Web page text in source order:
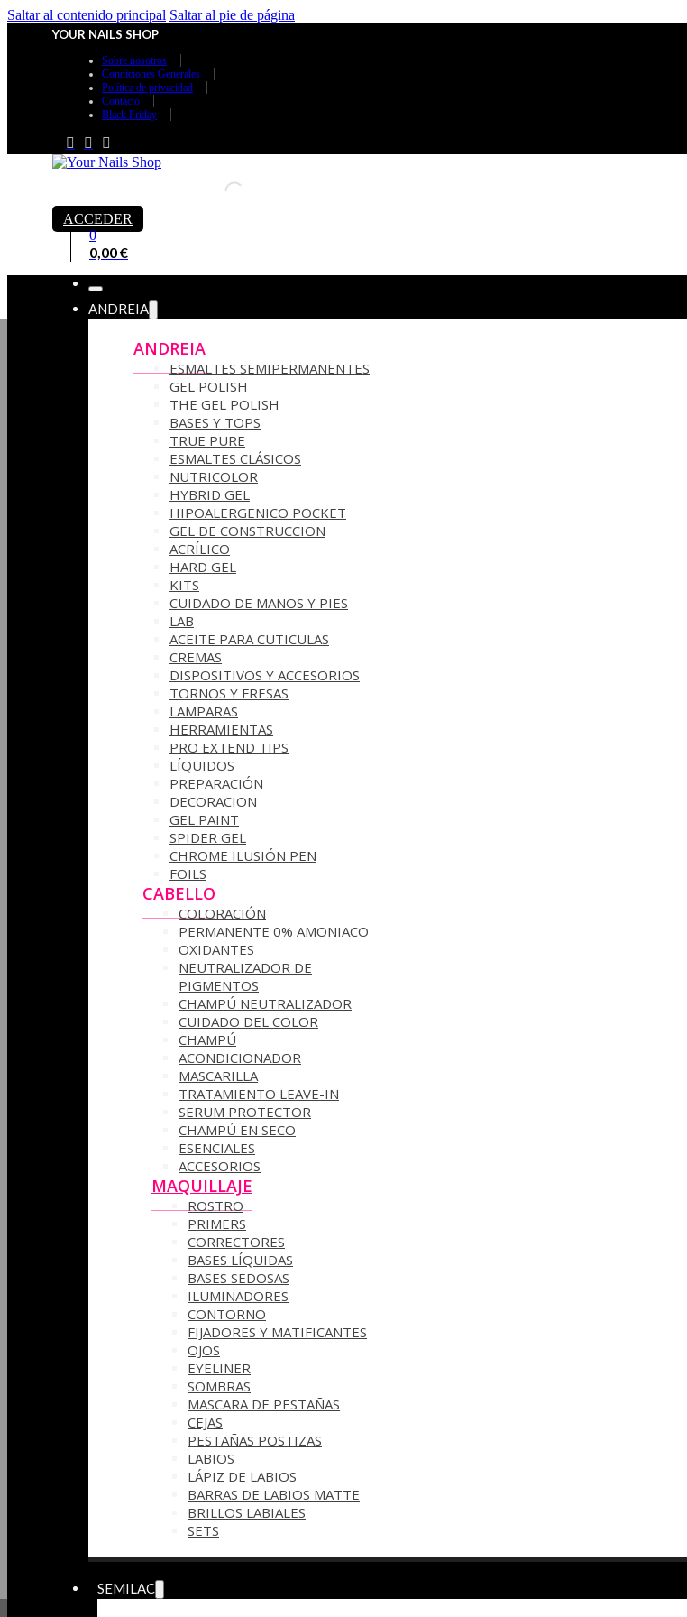
Saltar al contenido principal Saltar al pie de página
YOUR NAILS SHOP
Sobre nosotros
Condiciones Generales
Política de privacidad
Contacto
Black Friday
ACCEDER
0
0,00€
ANDREIA
ANDREIA
ESMALTES SEMIPERMANENTES
GEL POLISH
THE GEL POLISH
BASES Y‎ TOPS
TRUE PURE
ESMALTES CLÁSICOS
NUTRICOLOR
HYBRID GEL
HIPOALERGENICO POCKET
GEL DE CONSTRUCCION
ACRÍLICO
HARD GEL
KITS
CUIDADO DE MANOS Y PIES
LAB
ACEITE PARA CUTICULAS
CREMAS
DISPOSITIVOS Y ACCESORIOS
TORNOS Y FRESAS
LAMPARAS
HERRAMIENTAS
PRO EXTEND TIPS
LÍQUIDOS
PREPARACIÓN
DECORACION
GEL PAINT
SPIDER GEL
CHROME ILUSIÓN PEN
FOILS
CABELLO
COLORACIÓN
PERMANENTE 0% AMONIACO
OXIDANTES
NEUTRALIZADOR DE
PIGMENTOS
CHAMPÚ NEUTRALIZADOR
CUIDADO DEL COLOR
CHAMPÚ
ACONDICIONADOR
MASCARILLA
TRATAMIENTO LEAVE-IN
SERUM PROTECTOR
CHAMPÚ EN SECO
ESENCIALES
ACCESORIOS
MAQUILLAJE
ROSTRO
PRIMERS
CORRECTORES
BASES LÍQUIDAS
BASES SEDOSAS
ILUMINADORES
CONTORNO
FIJADORES Y MATIFICANTES
OJOS
EYELINER
SOMBRAS
MASCARA DE PESTAÑAS
CEJAS
PESTAÑAS POSTIZAS
LABIOS
LÁPIZ DE LABIOS
BARRAS DE LABIOS MATTE
BRILLOS LABIALES
SETS
SEMILAC